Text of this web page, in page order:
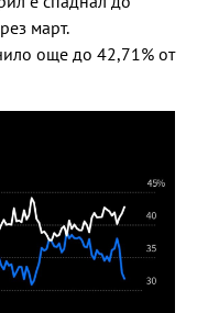
март.
още до 42,71% от